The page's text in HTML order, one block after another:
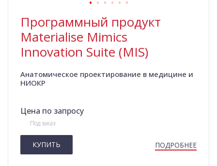
Программный продукт
Materialise Mimics
Innovation Suite (MIS)
Анатомическое проектирование в медицине и
НИОКР
Цена по запросу
Под заказ
КУПИТЬ ПОДРОБНЕЕ